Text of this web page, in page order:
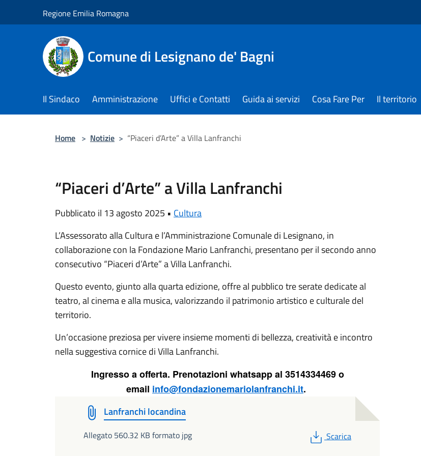
Regione Emilia Romagna
Comune di Lesignano de' Bagni
Il Sindaco Amministrazione Uffici e Contatti Guida ai servizi Cosa Fare Per Il territorio
Home > Notizie > “Piaceri d’Arte” a Villa Lanfranchi
“Piaceri d’Arte” a Villa Lanfranchi
Pubblicato il 13 agosto 2025 • Cultura
L’Assessorato alla Cultura e l’Amministrazione Comunale di Lesignano, in
collaborazione con la Fondazione Mario Lanfranchi, presentano per il secondo anno
consecutivo “Piaceri d’Arte” a Villa Lanfranchi.
Questo evento, giunto alla quarta edizione, offre al pubblico tre serate dedicate al
teatro, al cinema e alla musica, valorizzando il patrimonio artistico e culturale del
territorio.
Un’occasione preziosa per vivere insieme momenti di bellezza, creatività e incontro
nella suggestiva cornice di Villa Lanfranchi.
Ingresso a offerta. Prenotazioni whatsapp al 3514334469 o
email info@fondazionemariolanfranchi.it.
Lanfranchi locandina
Allegato 560.32 KB formato jpg PDF
Scarica